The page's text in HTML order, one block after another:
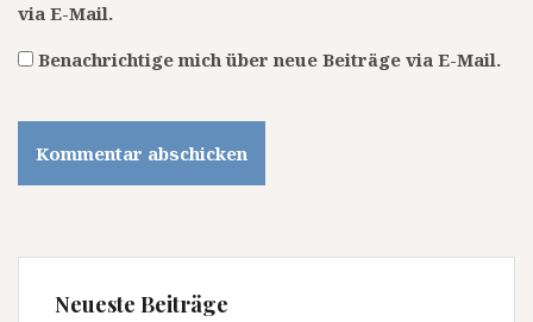
via E-Mail.
Benachrichtige mich über neue Beiträge via E-Mail.
Neueste Beiträge